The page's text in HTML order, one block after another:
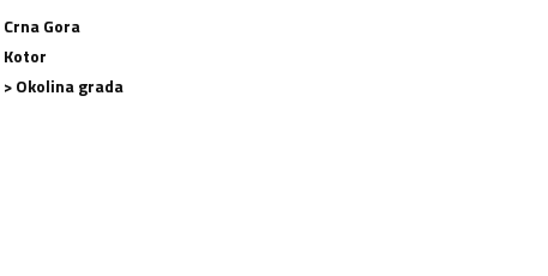
Crna Gora
Kotor
> Okolina grada